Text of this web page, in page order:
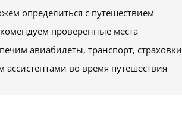
определиться с путешествием
проверенные места
авиабилеты, транспорт, страховки
ассистентами во время путешествия